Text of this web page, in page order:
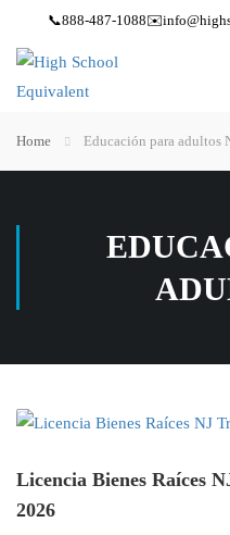
📞888-487-1088✉️
Home Educación para adultos
Licencia Bienes Raíces
2026